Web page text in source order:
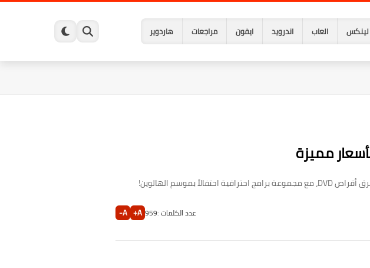
لينكس العاب اندرويد ايفون مراجعات هاردوير
عدد الكلمات :959
A+
A-